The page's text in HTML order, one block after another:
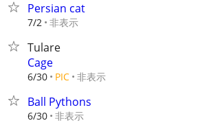
Persian cat
7/2 非表示
Tulare
Cage
6/30 PIC 非表示
Ball Pythons
6/30 非表示